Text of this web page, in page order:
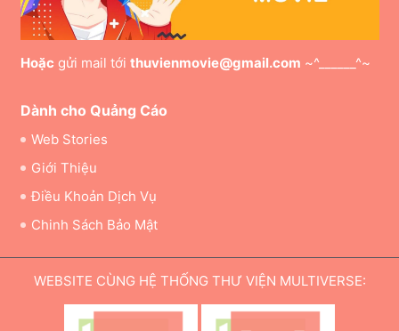
Hoặc gửi mail tới thuvienmovie@gmail.com ~^______^~
Dành cho Quảng Cáo
Web Stories
Giới Thiệu
Điều Khoản Dịch Vụ
Chinh Sách Bảo Mật
WEBSITE CÙNG HỆ THỐNG THƯ VIỆN MULTIVERSE: